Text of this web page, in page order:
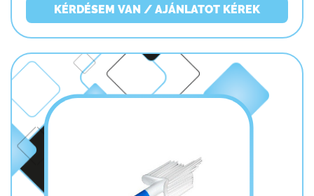
KÉRDÉSEM VAN / AJÁNLATOT KÉREK